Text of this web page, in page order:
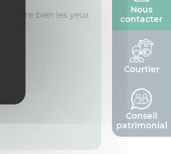
votre bien les yeux
Nous
contacter
Courtier
Conseil
patrimonial